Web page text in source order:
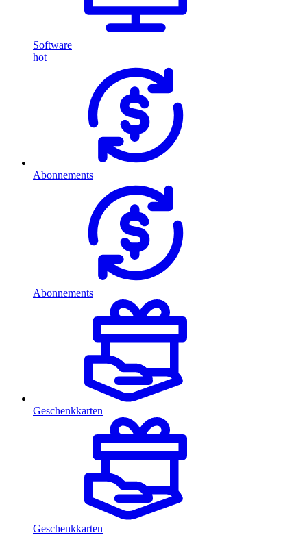
Software
hot
Abonnements
Abonnements
Geschenkkarten
Geschenkkarten